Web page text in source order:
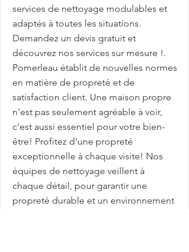
services de nettoyage modulables et
adaptés à toutes les situations.
Demandez un devis gratuit et
découvrez nos services sur mesure !.
Pomerleau établit de nouvelles normes
en matière de propreté et de
satisfaction client. Une maison propre
n'est pas seulement agréable à voir,
c'est aussi essentiel pour votre bien-
être! Profitez d'une propreté
exceptionnelle à chaque visite! Nos
équipes de nettoyage veillent à
chaque détail, pour garantir une
propreté durable et un environnement